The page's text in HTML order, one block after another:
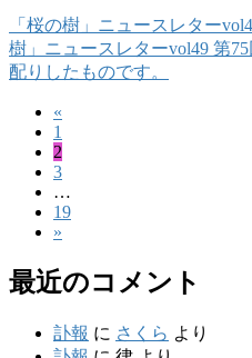
「桜の樹」ニュースレター
樹」ニュースレターvol49 第
配りしたものです。
ジ
«
固
定
ペ
ー
ジ
1
固
定
ペ
ー
ジ
2
固
定
ペ
ー
ジ
3
…
固
定
ー
19
»
最近のコメント
訃報 に さくら より